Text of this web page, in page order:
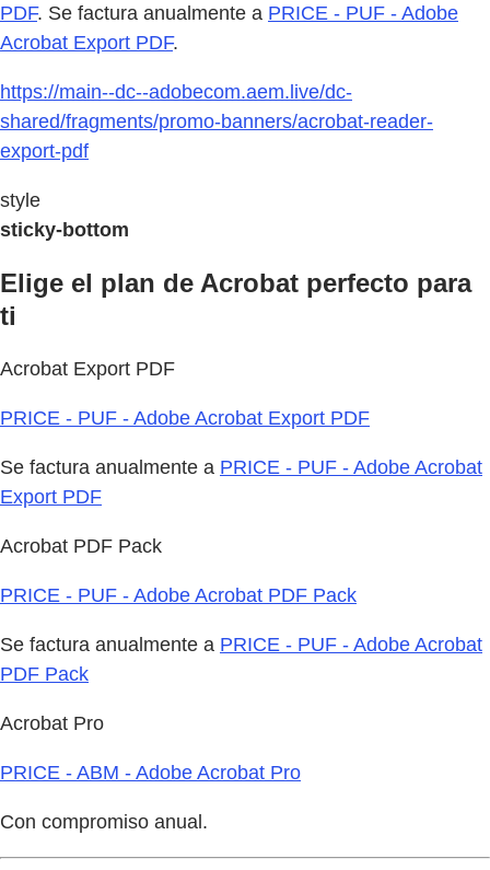
PDF. Se factura anualmente a PRICE - PUF - Adobe
Acrobat Export PDF.
https://main--dc--adobecom.aem.live/dc-
shared/fragments/promo-banners/acrobat-reader-
export-pdf
style
sticky-bottom
Elige el plan de Acrobat perfecto para
ti
Acrobat Export PDF
PRICE - PUF - Adobe Acrobat Export PDF
Se factura anualmente a PRICE - PUF - Adobe Acrobat
Export PDF
Acrobat PDF Pack
PRICE - PUF - Adobe Acrobat PDF Pack
Se factura anualmente a PRICE - PUF - Adobe Acrobat
PDF Pack
Acrobat Pro
PRICE - ABM - Adobe Acrobat Pro
Con compromiso anual.